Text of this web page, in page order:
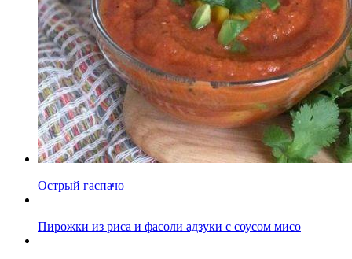
Острый гаспачо
Пирожки из риса и фасоли адзуки с соусом мисо